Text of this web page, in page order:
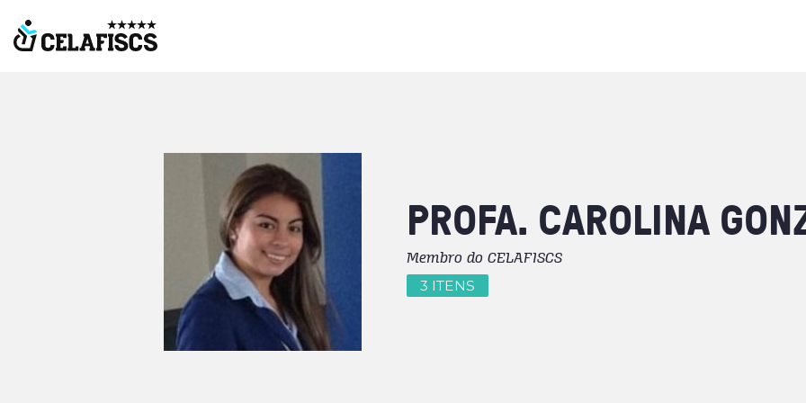
PROFA. CAROLINA
Membro do CELAFISCS
3 ITENS